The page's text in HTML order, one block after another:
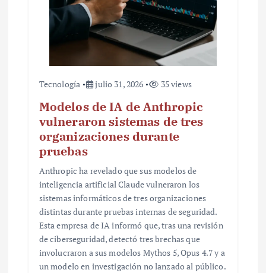
Tecnología julio 31, 2026 35 views
Modelos de IA de Anthropic
vulneraron sistemas de tres
organizaciones durante
pruebas
Anthropic ha revelado que sus modelos de
inteligencia artificial Claude vulneraron los
sistemas informáticos de tres organizaciones
distintas durante pruebas internas de seguridad.
Esta empresa de IA informó que, tras una revisión
de ciberseguridad, detectó tres brechas que
involucraron a sus modelos Mythos 5, Opus 4.7 y a
un modelo en investigación no lanzado al público.